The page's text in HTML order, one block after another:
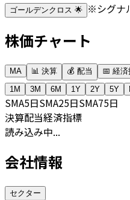
ゴールデンクロス 🌟 ※シグナ
株価チャート
MA 📊 決算 💰 配当
📅 経済
1M
3M 6M 1Y 2Y 5Y
SMA5日SMA25日SMA75日
決算配当経済指標
読み込み中...
会社情報
セクター